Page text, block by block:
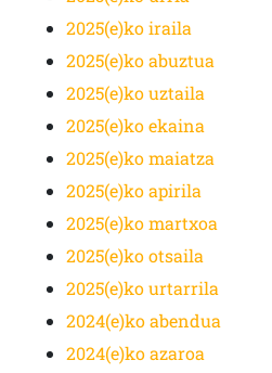
2025(e)ko iraila
2025(e)ko abuztua
2025(e)ko uztaila
2025(e)ko ekaina
2025(e)ko maiatza
2025(e)ko apirila
2025(e)ko martxoa
2025(e)ko otsaila
2025(e)ko urtarrila
2024(e)ko abendua
2024(e)ko azaroa